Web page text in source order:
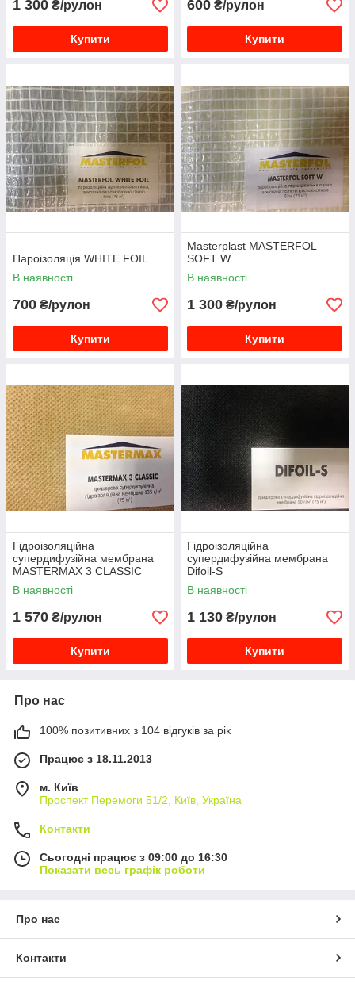
1 300 ₴/рулон
Купити
600 ₴/рулон
Купити
Пароізоляція WHITE FOIL
В наявності
700 ₴/рулон
Купити
Masterplast MASTERFOL
SOFT W
В наявності
1 300 ₴/рулон
Купити
Гідроізоляційна
супердифузійна мембрана
MASTERMAX 3 CLASSIC
В наявності
1 570 ₴/рулон
Купити
Гідроізоляційна
супердифузійна мембрана
Difoil-S
В наявності
1 130 ₴/рулон
Купити
Про нас
100% позитивних з 104 відгуків за рік
Працює з 18.11.2013
м. Київ
Проспект Перемоги 51/2, Київ, Україна
Контакти
Сьогодні працює з 09:00 до 16:30
Показати весь графік роботи
Про нас
Контакти